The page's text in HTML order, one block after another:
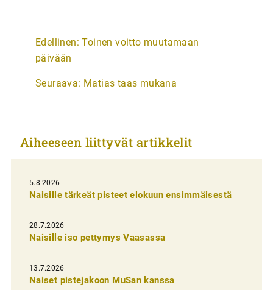
A
r
i
e
i
e
n
s
e
l
Edellinen: Toinen voitto muutamaan
päivään
Seuraava: Matias taas mukana
Aiheeseen liittyvät artikkelit
5.8.2026
Naisille tärkeät pisteet elokuun ensimmäisestä
28.7.2026
Naisille iso pettymys Vaasassa
13.7.2026
Naiset pistejakoon MuSan kanssa